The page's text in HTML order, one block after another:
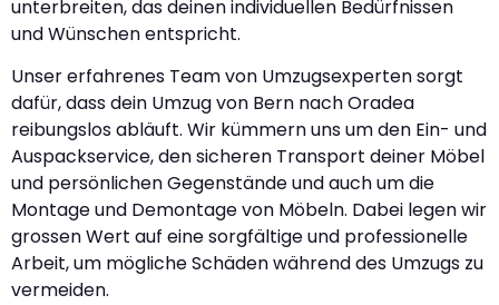
unterbreiten, das deinen individuellen Bedürfnissen
und Wünschen entspricht.
Unser erfahrenes Team von Umzugsexperten sorgt
dafür, dass dein Umzug von Bern nach Oradea
reibungslos abläuft. Wir kümmern uns um den Ein- und
Auspackservice, den sicheren Transport deiner Möbel
und persönlichen Gegenstände und auch um die
Montage und Demontage von Möbeln. Dabei legen wir
grossen Wert auf eine sorgfältige und professionelle
Arbeit, um mögliche Schäden während des Umzugs zu
vermeiden.